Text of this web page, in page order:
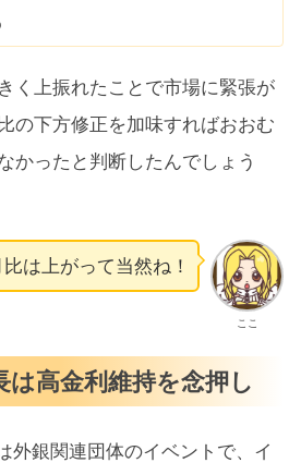
く上振れたことで市場に緊張が
の下方修正を加味すればおおむ
かったと判断したんでしょう
ここ
は上がって当然ね！
は高金利維持を念押し
外銀関連団体のイベントで、イ